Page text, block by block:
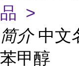
品 >
简介 中文
苯甲醇